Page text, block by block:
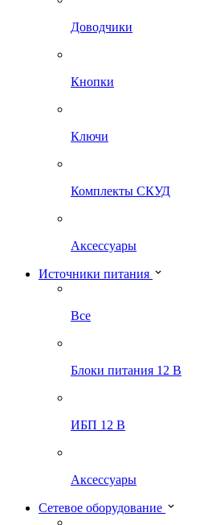
Доводчики
Кнопки
Ключи
Комплекты СКУД
Аксессуары
Источники питания
Все
Блоки питания 12 В
ИБП 12 В
Аксессуары
Сетевое оборудование